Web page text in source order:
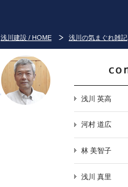
浅川建設 / HOME 浅川の気まぐれ雑記
浅川 英高
河村 道広
林 美智子
浅川 真里